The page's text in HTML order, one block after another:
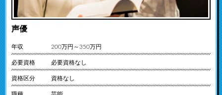
声優
年収 200万円～350万円
必要資格 必要資格なし
資格区分 資格なし